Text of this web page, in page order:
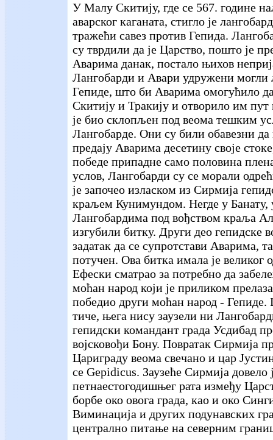
У Малу Скитију, где се 567. године
аварског каганата, стигло је
тражећи савез против Гепида.
су тврдили да је Царство, пошто је
Аварима данак, постало њихов
Лангобарди и Авари удружени могли
Гепиде, што би Аварима омогућило
Скитију и Тракију и отворило им пут
је био склопљен под веома тешким
Лангобарде. Они су били обавезни да
предају Аварима десетину своје
победе припадне само половина
услов, Лангобарди су се морали
је започео изласком из Сирмија
краљем Кунимундом. Негде у Банату,
Лангобардима под вођством краља
изгубили битку. Други део гепидске
задатак да се супротстави Аварима,
потучен. Ова битка имала је великог
Ефески сматрао за потребно да
моћан народ који је приликом
победио други моћан народ -
тиче, њега нису заузели ни
гепидски командант града Усдибад
војсковођи Бону. Повратак Сирмија
Цариграду веома свечано и цар
се Gepidicus. Заузеће Сирмија довело
петнаестогодишњег рата између
борбе око овога града, као и око
Виминација и других подунавских
централно питање на северним